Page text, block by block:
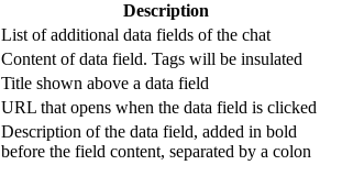
Description
List of additional data fields of the chat
Content of data field. Tags will be insulated
Title shown above a data field
URL that opens when the data field is clicked
Description of the data field, added in bold
before the field content, separated by a colon